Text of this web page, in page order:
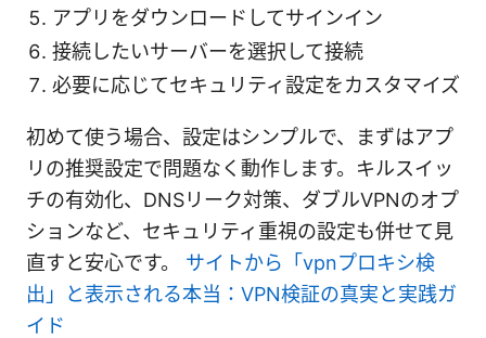
アプリをダウンロードしてサインイン
接続したいサーバーを選択して接続
必要に応じてセキュリティ設定をカスタマイズ
初めて使う場合、設定はシンプルで、まずはアプ
リの推奨設定で問題なく動作します。キルスイッ
チの有効化、DNSリーク対策、ダブルVPNのオプ
ションなど、セキュリティ重視の設定も併せて見
直すと安心です。 サイトから「vpnプロキシ検
出」と表示される本当：VPN検証の真実と実践ガ
イド